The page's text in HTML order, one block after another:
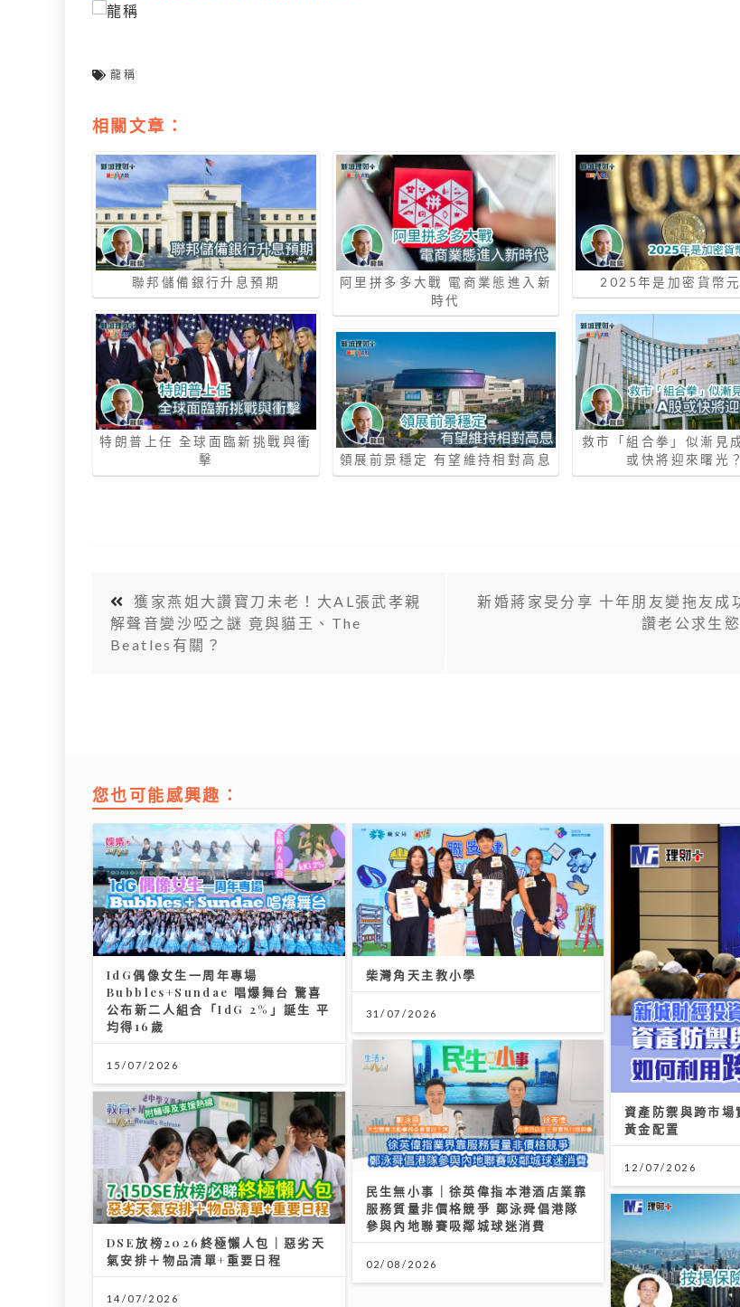
龍稱
相關文章：
聯邦儲備銀行升息預期
特朗普上任 全球面臨新挑戰與衝
擊
阿里拼多多大戰 電商業態進入新
時代
領展前景穩定 有望維持相對高息
2025年是加密貨幣元
救市「組合拳」似漸見
或快將迎來曙光？
獲家燕姐大讚寶刀未老！大AL張武孝親
解聲音變沙啞之謎 竟與貓王、The
Beatles有關？
新婚蔣家旻分享 十年朋友變拖友成
讚老公求生
您也可能感興趣：
IdG偶像女生一周年專場
Bubbles+Sundae 唱爆舞台 驚喜
公布新二人組合「IdG 2%」誕生 平
均得16歲
15/07/2026
柴灣角天主教小學
31/07/2026
資產防禦與跨市
黃金配置
12/07/2026
民生無小事｜徐英偉指本港酒店業靠
服務質量非價格競爭 鄭泳舜倡港隊
參與內地聯賽吸鄰城球迷消費
02/08/2026
DSE放榜2026終極懶人包｜惡劣天
氣安排＋物品清單+重要日程
14/07/2026